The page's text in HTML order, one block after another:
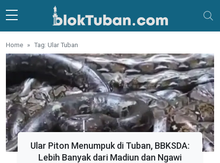
Skip to main content
Home Tag: Ular Tuban
Ular Piton Menumpuk di Tuban, BBKSDA:
Lebih Banyak dari Madiun dan Ngawi